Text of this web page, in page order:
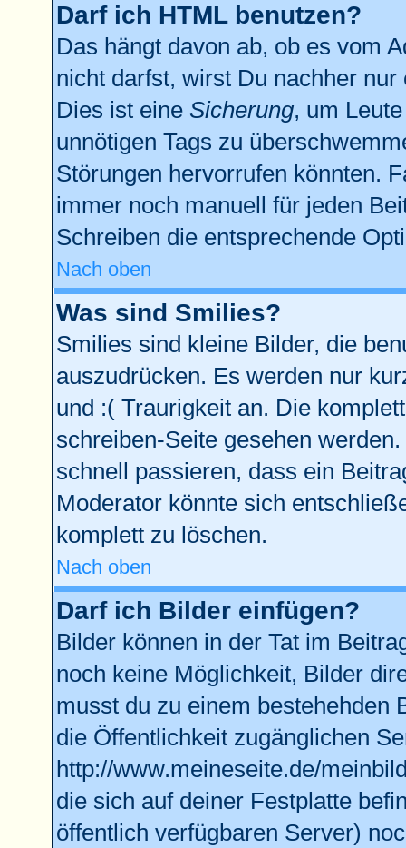
Darf ich HTML benutzen?
Das hängt davon ab, ob es vom
nicht darfst, wirst Du nachher
Dies ist eine Sicherung, um
unnötigen Tags zu
Störungen hervorrufen könnten.
immer noch manuell für jeden
Schreiben die entsprechende
Nach oben
Was sind Smilies?
Smilies sind kleine Bilder, die
auszudrücken. Es werden nur
und :( Traurigkeit an. Die
schreiben-Seite gesehen
schnell passieren, dass ein
Moderator könnte sich
komplett zu löschen.
Nach oben
Darf ich Bilder einfügen?
Bilder können in der Tat im
noch keine Möglichkeit, Bilder
musst du zu einem bestehehden
die Öffentlichkeit zugänglichen
http://www.meineseite.de/
die sich auf deiner Festplatte
öffentlich verfügbaren Server)